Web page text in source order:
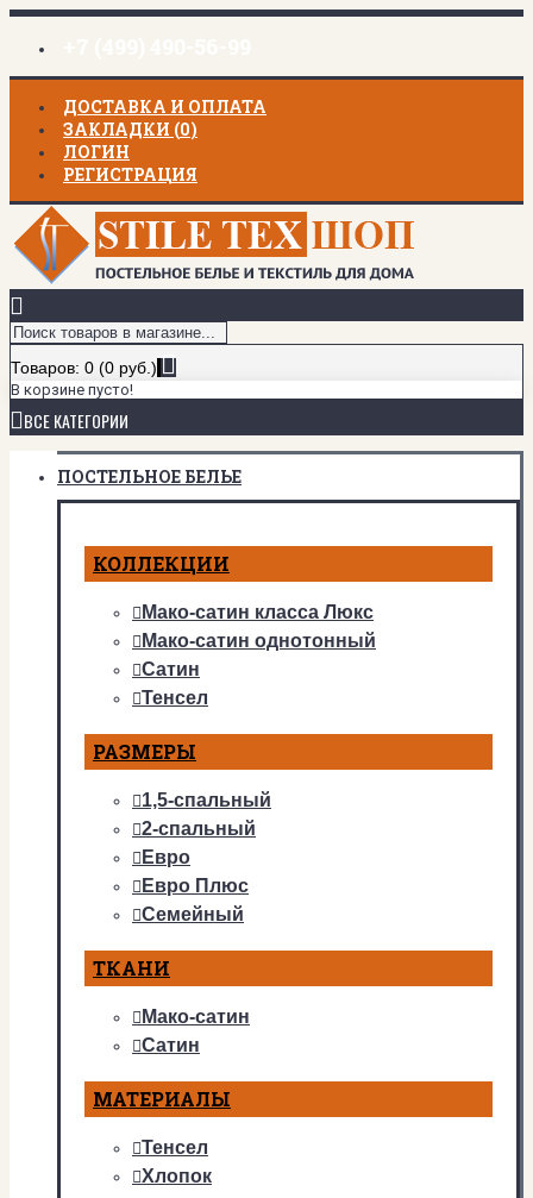
ДОСТАВКА И ОПЛАТА
ЗАКЛАДКИ (0)
ЛОГИН
РЕГИСТРАЦИЯ
Товаров: 0 (0 руб.)
В корзине пусто!
ВСЕ КАТЕГОРИИ
ПОСТЕЛЬНОЕ БЕЛЬЕ
КОЛЛЕКЦИИ
Мако-сатин класса Люкс
Мако-сатин однотонный
Сатин
Тенсел
РАЗМЕРЫ
1,5-спальный
2-спальный
Евро
Евро Плюс
Семейный
ТКАНИ
Мако-сатин
Сатин
МАТЕРИАЛЫ
Тенсел
Хлопок